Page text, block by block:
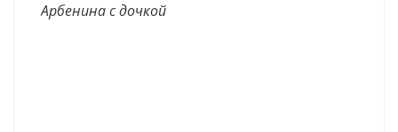
Арбенина с дочкой